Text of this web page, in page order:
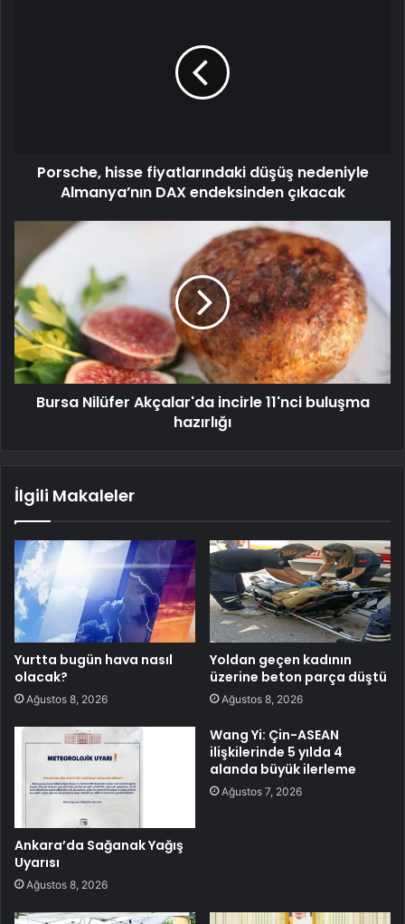
Porsche, hisse fiyatlarındaki düşüş nedeniyle
Almanya’nın DAX endeksinden çıkacak
Bursa Nilüfer Akçalar'da incirle 11'nci buluşma
hazırlığı
İlgili Makaleler
Yurtta bugün hava nasıl
olacak?
Ağustos 8, 2026
Yoldan geçen kadının
üzerine beton parça düştü
Ağustos 8, 2026
Ankara’da Sağanak Yağış
Uyarısı
Ağustos 8, 2026
Wang Yi: Çin-ASEAN
ilişkilerinde 5 yılda 4
alanda büyük ilerleme
Ağustos 7, 2026